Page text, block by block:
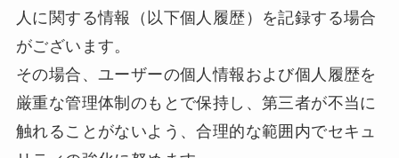
人に関する情報（以下個人履歴）を記録する場合
がございます。
その場合、ユーザーの個人情報および個人履歴を
厳重な管理体制のもとで保持し、第三者が不当に
触れることがないよう、合理的な範囲内でセキュ